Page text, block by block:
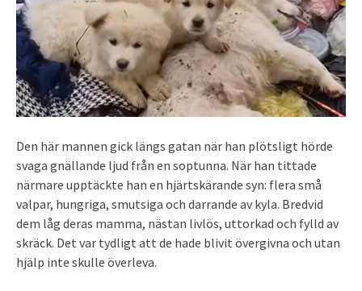
Den här mannen gick längs gatan när han plötsligt hörde
svaga gnällande ljud från en soptunna. När han tittade
närmare upptäckte han en hjärtskärande syn: flera små
valpar, hungriga, smutsiga och darrande av kyla. Bredvid
dem låg deras mamma, nästan livlös, uttorkad och fylld av
skräck. Det var tydligt att de hade blivit övergivna och utan
hjälp inte skulle överleva.